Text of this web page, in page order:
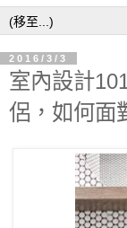
2016/3/3
室內設計
侶，如何面